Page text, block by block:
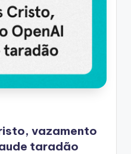
vazamento
taradão